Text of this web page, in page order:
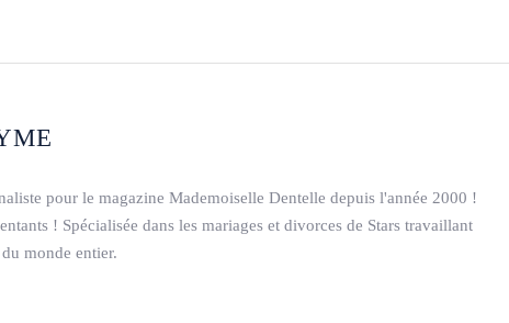
pour le magazine Mademoiselle Dentelle depuis l'année 2000 !
! Spécialisée dans les mariages et divorces de Stars travaillant
monde entier.